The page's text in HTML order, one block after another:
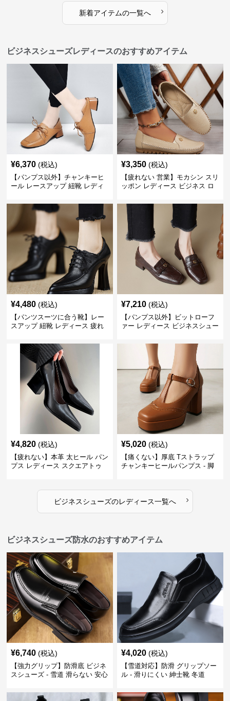
新着アイテムの一覧へ ›
ビジネスシューズレディースのおすすめアイテム
¥6,370 (税込)
【パンプス以外】チャンキーヒ
ール レースアップ 紐靴 レディ
ーツ スクエアトゥ 歩きやすい
¥3,350 (税込)
【疲れない 営業】モカシン スリ
ッポン レディース ビジネス ロ
ジュアル パンプス以外
¥4,480 (税込)
【パンツスーツに合う靴】レー
スアップ 紐靴 レディース 疲れ
ビジネスシューズ
¥7,210 (税込)
【パンプス以外】ビットローフ
ァー レディース ビジネスシュー
トゥ 疲れない スーツ
¥4,820 (税込)
【疲れない】本革 太ヒール パン
プス レディース スクエアトゥ
¥5,020 (税込)
【痛くない】厚底 Tストラップ
チャンキーヒールパンプス - 脚
ビジネスシューズのレディース一覧へ ›
ビジネスシューズ防水のおすすめアイテム
¥6,740 (税込)
【強力グリップ】防滑底 ビジネ
スシューズ - 雪道 滑らない 安心
¥4,020 (税込)
【雪道対応】防滑 グリップソー
ル - 滑りにくい 紳士靴 冬道